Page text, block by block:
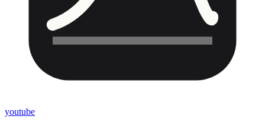
youtube